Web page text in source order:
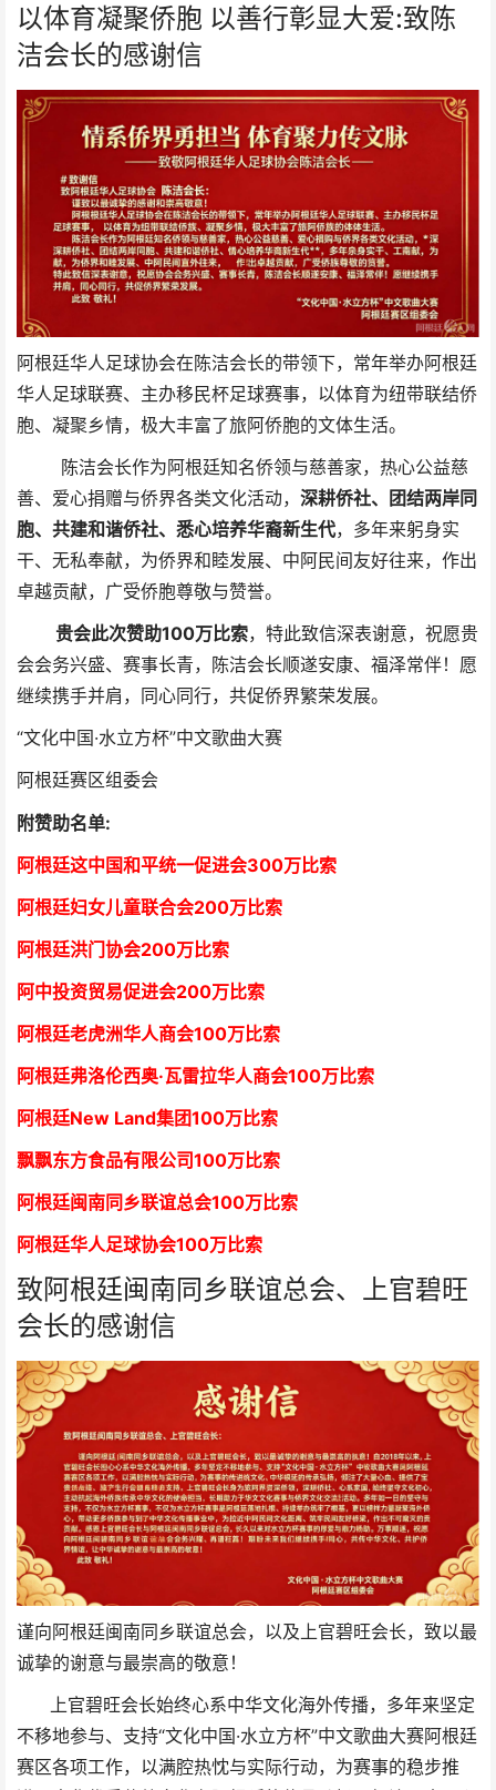
以体育凝聚侨胞 以善行彰显大爱:致陈
洁会长的感谢信
阿根廷华人足球协会在陈洁会长的带领下，常年举办阿根廷
华人足球联赛、主办移民杯足球赛事，以体育为纽带联结侨
胞、凝聚乡情，极大丰富了旅阿侨胞的文体生活。
陈洁会长作为阿根廷知名侨领与慈善家，热心公益慈
善、爱心捐赠与侨界各类文化活动， 深耕侨社、团结两岸同
胞、共建和谐侨社、悉心培养华裔新生代，多年来躬身实
干、无私奉献，为侨界和睦发展、中阿民间友好往来，作出
卓越贡献，广受侨胞尊敬与赞誉。
贵会此次赞助100万比索，特此致信深表谢意，祝愿贵
会会务兴盛、赛事长青，陈洁会长顺遂安康、福泽常伴！愿
继续携手并肩，同心同行，共促侨界繁荣发展。
“文化中国·水立方杯”中文歌曲大赛
阿根廷赛区组委会
附赞助名单:
阿根廷这中国和平统一促进会300万比索
阿根廷妇女儿童联合会200万比索
阿根廷洪门协会200万比索
阿中投资贸易促进会200万比索
阿根廷老虎洲华人商会100万比索
阿根廷弗洛伦西奥·瓦雷拉华人商会100万比索
阿根廷New Land集团100万比索
飘飘东方食品有限公司100万比索
阿根廷闽南同乡联谊总会100万比索
阿根廷华人足球协会100万比索
致阿根廷闽南同乡联谊总会、上官碧旺
会长的感谢信
谨向阿根廷闽南同乡联谊总会，以及上官碧旺会长，致以最
诚挚的谢意与最崇高的敬意！
上官碧旺会长始终心系中华文化海外传播，多年来坚定
不移地参与、支持“文化中国·水立方杯”中文歌曲大赛阿根廷
赛区各项工作，以满腔热忱与实际行动，为赛事的稳步推